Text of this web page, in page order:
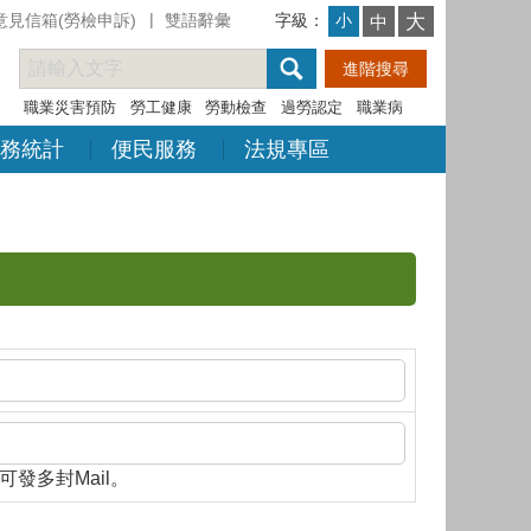
見信箱(勞檢申訴) 雙語辭彙 字級： 小 中 大
職業災害預防 勞工健康 勞動檢查 過勞認定 職業病
統計 便民服務 法規專區
發多封Mail。